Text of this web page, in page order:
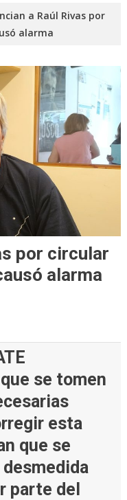
a Raúl Rivas por
alarma
por circular
alarma
se tomen
esta
que se
parte del